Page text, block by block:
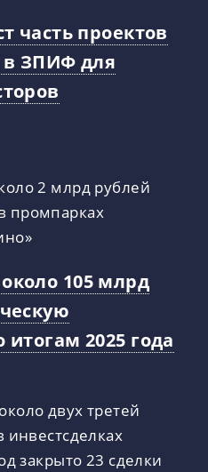
часть проектов
в ЗПИФ для
2 млрд рублей
промпарках
105 млрд
2025 года
двух третей
инвестсделках
закрыто 23 сделки